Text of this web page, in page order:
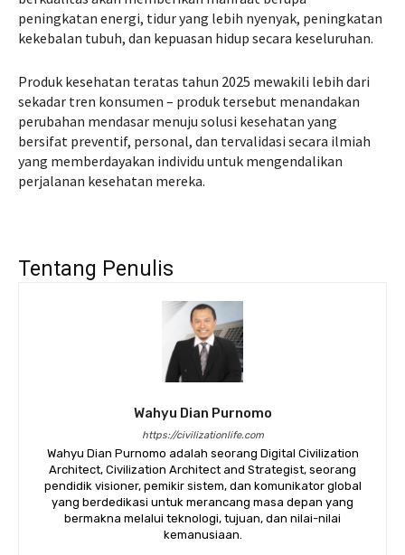
peningkatan energi, tidur yang lebih nyenyak, peningkatan
kekebalan tubuh, dan kepuasan hidup secara keseluruhan.
Produk kesehatan teratas tahun 2025 mewakili lebih dari
sekadar tren konsumen – produk tersebut menandakan
perubahan mendasar menuju solusi kesehatan yang
bersifat preventif, personal, dan tervalidasi secara ilmiah
yang memberdayakan individu untuk mengendalikan
perjalanan kesehatan mereka.
Tentang Penulis
Wahyu Dian Purnomo
https://civilizationlife.com
Wahyu Dian Purnomo adalah seorang Digital Civilization
Architect, Civilization Architect and Strategist, seorang
pendidik visioner, pemikir sistem, dan komunikator global
yang berdedikasi untuk merancang masa depan yang
bermakna melalui teknologi, tujuan, dan nilai-nilai
kemanusiaan.